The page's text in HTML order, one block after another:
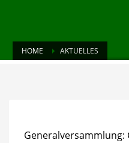
HOME AKTUELLES